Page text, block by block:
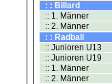
: : Billard
:: 1. Männer
:: 2. Männer
: : Radball
:: Junioren U13
:: Junioren U19
:: 1. Männer
:: 2. Männer